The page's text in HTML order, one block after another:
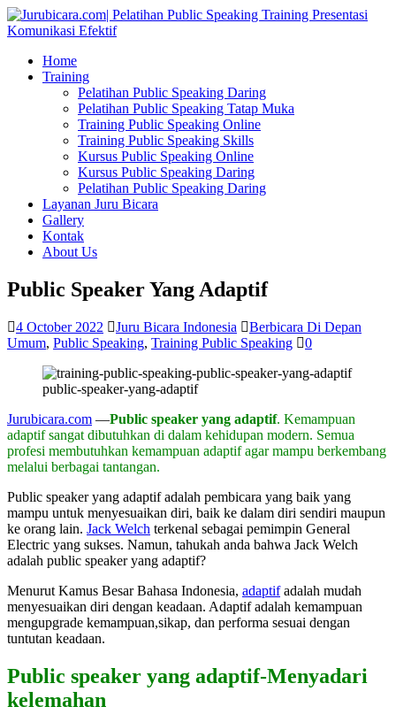
Home
Training
Pelatihan Public Speaking Daring
Pelatihan Public Speaking Tatap Muka
Training Public Speaking Online
Training Public Speaking Skills
Kursus Public Speaking Online
Kursus Public Speaking Daring
Pelatihan Public Speaking Daring
Layanan Juru Bicara
Gallery
Kontak
About Us
Public Speaker Yang Adaptif
4 October 2022 Juru Bicara Indonesia
Berbicara Di Depan
Umum, Public Speaking, Training Public Speaking 0
public-speaker-yang-adaptif
Jurubicara.com —Public speaker yang adaptif. Kemampuan
adaptif sangat dibutuhkan di dalam kehidupan modern. Semua
profesi membutuhkan kemampuan adaptif agar mampu berkembang
melalui berbagai tantangan.
Public speaker yang adaptif adalah pembicara yang baik yang
mampu untuk menyesuaikan diri, baik ke dalam diri sendiri maupun
ke orang lain. Jack Welch terkenal sebagai pemimpin General
Electric yang sukses. Namun, tahukah anda bahwa Jack Welch
adalah public speaker yang adaptif?
Menurut Kamus Besar Bahasa Indonesia, adaptifadalah mudah
menyesuaikan diri dengan keadaan. Adaptif adalah kemampuan
mengupgrade kemampuan,sikap, dan performa sesuai dengan
tuntutan keadaan.
Public speaker yang adaptif-Menyadari
kelemahan